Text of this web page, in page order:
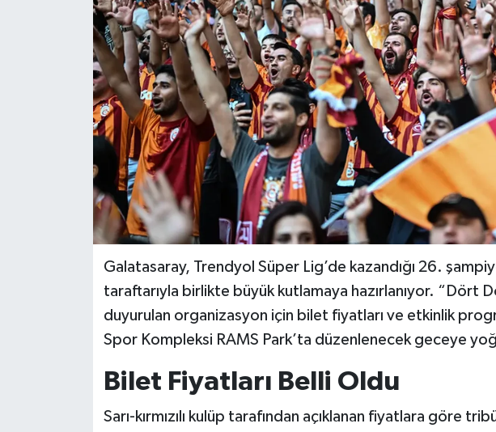
Galatasaray, Trendyol Süper Lig’de kazandığı 26.
taraftarıyla birlikte büyük kutlamaya hazırlanıyor. “Dört
duyurulan organizasyon için bilet fiyatları ve etkinlik
Spor Kompleksi RAMS Park’ta düzenlenecek geceye
Bilet Fiyatları Belli Oldu
Sarı-kırmızılı kulüp tarafından açıklanan fiyatlara göre